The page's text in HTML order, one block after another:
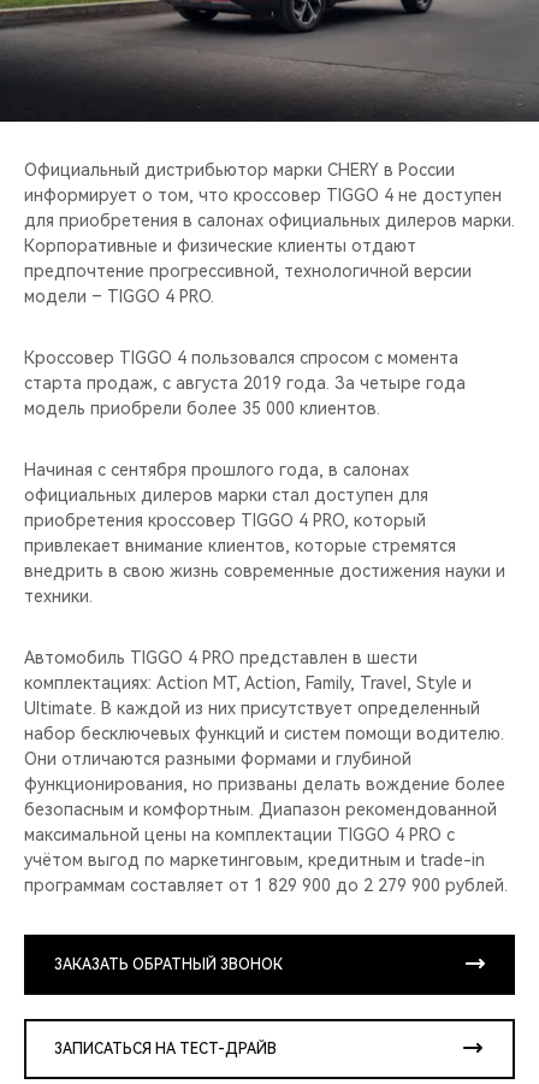
CHERY И СПОРТ
НАШИ МЕРОПРИЯТИЯ
ВИДЕООБЗОРЫ
CHERY ДЛЯ ДЕТЕЙ
Официальный дистрибьютор марки CHERY в России
информирует о том, что кроссовер TIGGO 4 не доступен
для приобретения в салонах официальных дилеров марки.
Корпоративные и физические клиенты отдают
предпочтение прогрессивной, технологичной версии
модели – TIGGO 4 PRO.
Кроссовер TIGGO 4 пользовался спросом с момента
старта продаж, с августа 2019 года. За четыре года
модель приобрели более 35 000 клиентов.
Начиная с сентября прошлого года, в салонах
официальных дилеров марки стал доступен для
приобретения кроссовер TIGGO 4 PRO, который
привлекает внимание клиентов, которые стремятся
внедрить в свою жизнь современные достижения науки и
техники.
Автомобиль TIGGO 4 PRO представлен в шести
комплектациях: Action MT, Action, Family, Travel, Style и
Ultimate. В каждой из них присутствует определенный
набор бесключевых функций и систем помощи водителю.
Они отличаются разными формами и глубиной
функционирования, но призваны делать вождение более
безопасным и комфортным. Диапазон рекомендованной
максимальной цены на комплектации TIGGO 4 PRO с
учётом выгод по маркетинговым, кредитным и trade-in
программам составляет от 1 829 900 до 2 279 900 рублей.
ЗАКАЗАТЬ ОБРАТНЫЙ ЗВОНОК
ЗАПИСАТЬСЯ НА ТЕСТ-ДРАЙВ